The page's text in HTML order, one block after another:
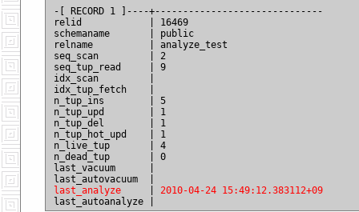
-[ RECORD 1 ]----+------------------------------
relid            | 16469
schemaname       | public
relname          | analyze_test
seq_scan         | 2
seq_tup_read     | 9
idx_scan         |
idx_tup_fetch    |
n_tup_ins        | 5
n_tup_upd        | 1
n_tup_del        | 1
n_tup_hot_upd    | 1
n_live_tup       | 4
n_dead_tup       | 0
last_vacuum      |
last_analyze
2010-04-24 15:49:12.383112+09